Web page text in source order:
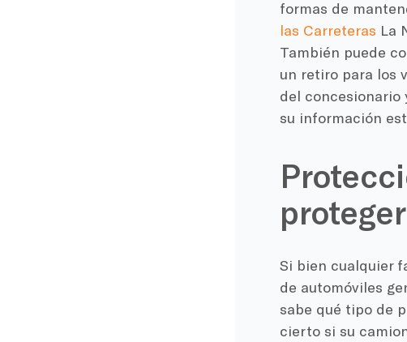
formas de
las Carreteras La
También puede
un retiro para los
del concesionario
su información
Si bien cualquier
de automóviles
sabe qué tipo de
cierto si su